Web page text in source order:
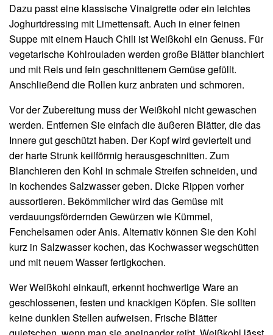
Dazu passt eine klassische Vinaigrette oder ein leichtes
Joghurtdressing mit Limettensaft. Auch in einer feinen
Suppe mit einem Hauch Chili ist Weißkohl ein Genuss. Für
vegetarische Kohlrouladen werden große Blätter blanchiert
und mit Reis und fein geschnittenem Gemüse gefüllt.
Anschließend die Rollen kurz anbraten und schmoren.
Vor der Zubereitung muss der Weißkohl nicht gewaschen
werden. Entfernen Sie einfach die äußeren Blätter, die das
Innere gut geschützt haben. Der Kopf wird geviertelt und
der harte Strunk keilförmig herausgeschnitten. Zum
Blanchieren den Kohl in schmale Streifen schneiden, und
in kochendes Salzwasser geben. Dicke Rippen vorher
aussortieren. Bekömmlicher wird das Gemüse mit
verdauungsfördernden Gewürzen wie Kümmel,
Fenchelsamen oder Anis. Alternativ können Sie den Kohl
kurz in Salzwasser kochen, das Kochwasser wegschütten
und mit neuem Wasser fertigkochen.
Wer Weißkohl einkauft, erkennt hochwertige Ware an
geschlossenen, festen und knackigen Köpfen. Sie sollten
keine dunklen Stellen aufweisen. Frische Blätter